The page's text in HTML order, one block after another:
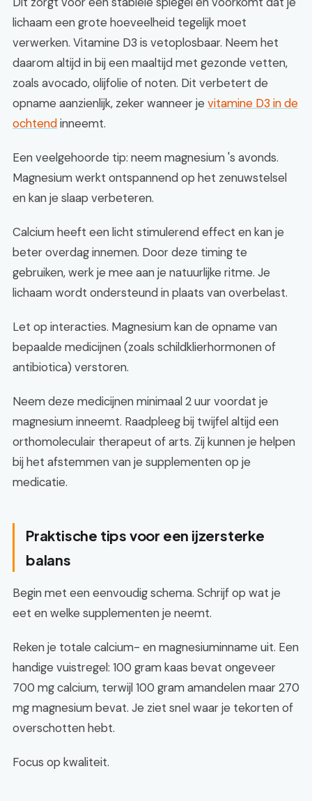
lichaam een grote hoeveelheid tegelijk moet
verwerken. Vitamine D3 is vetoplosbaar. Neem het
daarom altijd in bij een maaltijd met gezonde vetten,
zoals avocado, olijfolie of noten. Dit verbetert de
opname aanzienlijk, zeker wanneer je vitamine D3 in de
ochtendinneemt.
Een veelgehoorde tip: neem magnesium 's avonds.
Magnesium werkt ontspannend op het zenuwstelsel
en kan je slaap verbeteren.
Calcium heeft een licht stimulerend effect en kan je
beter overdag innemen. Door deze timing te
gebruiken, werk je mee aan je natuurlijke ritme. Je
lichaam wordt ondersteund in plaats van overbelast.
Let op interacties. Magnesium kan de opname van
bepaalde medicijnen (zoals schildklierhormonen of
antibiotica) verstoren.
Neem deze medicijnen minimaal 2 uur voordat je
magnesium inneemt. Raadpleeg bij twijfel altijd een
orthomoleculair therapeut of arts. Zij kunnen je helpen
bij het afstemmen van je supplementen op je
medicatie.
Praktische tips voor een ijzersterke
balans
Begin met een eenvoudig schema. Schrijf op wat je
eet en welke supplementen je neemt.
Reken je totale calcium- en magnesiuminname uit. Een
handige vuistregel: 100 gram kaas bevat ongeveer
700 mg calcium, terwijl 100 gram amandelen maar 270
mg magnesium bevat. Je ziet snel waar je tekorten of
overschotten hebt.
Focus op kwaliteit.